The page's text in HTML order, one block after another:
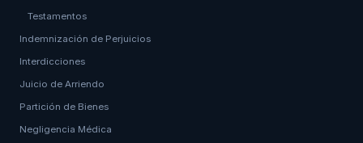
Testamentos
Indemnización de Perjuicios
Interdicciones
Juicio de Arriendo
Partición de Bienes
Negligencia Médica